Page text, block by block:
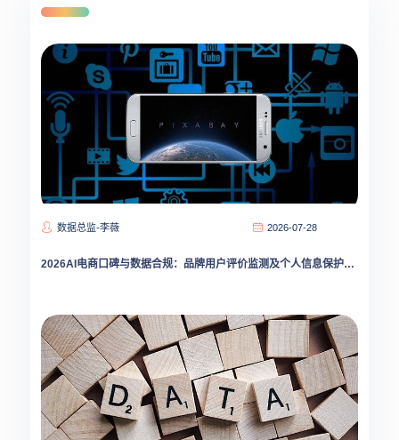
数据总监-李薇 2026-07-28
2026AI电商口碑与数据合规：品牌用户评价监测及个人信息保护新范式